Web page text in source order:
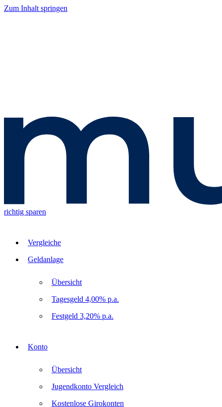
Zum Inhalt springen
richtig sparen
Vergleiche
Geldanlage
Übersicht
Tagesgeld 4,00% p.a.
Festgeld 3,20% p.a.
Konto
Übersicht
Jugendkonto Vergleich
Kostenlose Girokonten